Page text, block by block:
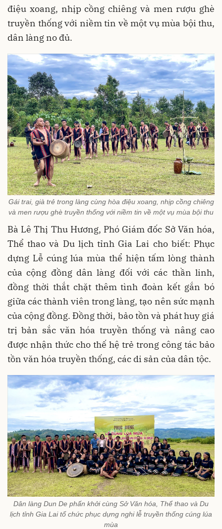
điệu xoang, nhịp cồng chiêng và men rượu ghè
truyền thống với niềm tin về một vụ mùa bội thu,
dân làng no đủ.
Gái trai, già trẻ trong làng cùng hòa điệu xoang, nhịp cồng chiêng
và men rượu ghè truyền thống với niềm tin về một vụ mùa bội thu
Bà Lê Thị Thu Hương, Phó Giám đốc Sở Văn hóa,
Thể thao và Du lịch tỉnh Gia Lai cho biết: Phục
dựng Lễ cúng lúa mùa thể hiện tấm lòng thành
của cộng đồng dân làng đối với các thần linh,
đồng thời thắt chặt thêm tình đoàn kết gắn bó
giữa các thành viên trong làng, tạo nên sức mạnh
của cộng đồng. Đồng thời, bảo tồn và phát huy giá
trị bản sắc văn hóa truyền thống và nâng cao
được nhận thức cho thế hệ trẻ trong công tác bảo
tồn văn hóa truyền thống, các di sản của dân tộc.
Dân làng Dun De phấn khởi cùng Sở Văn hóa, Thể thao và Du
lịch tỉnh Gia Lai tổ chức phục dựng nghi lễ truyền thống cúng lúa
mùa